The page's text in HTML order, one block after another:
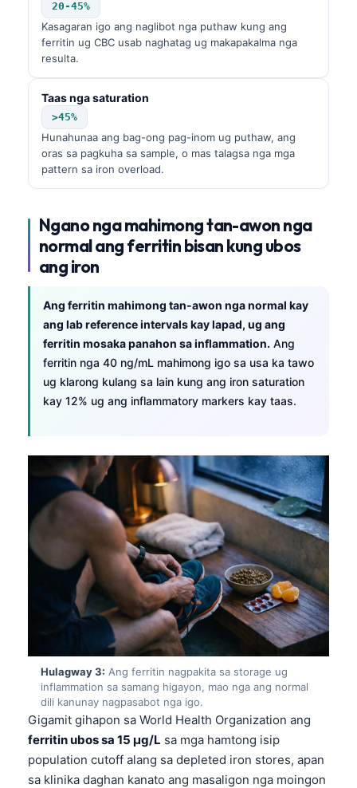
20-45%
Kasagaran igo ang naglibot nga puthaw kung ang
ferritin ug CBC usab naghatag ug makapakalma nga
resulta.
Taas nga saturation
>45%
Hunahunaa ang bag-ong pag-inom ug puthaw, ang
oras sa pagkuha sa sample, o mas talagsa nga mga
pattern sa iron overload.
Ngano nga mahimong tan-awon nga
normal ang ferritin bisan kung ubos
ang iron
Ang ferritin mahimong tan-awon nga normal kay
ang lab reference intervals kay lapad, ug ang
ferritin mosaka panahon sa inflammation. Ang
ferritin nga 40 ng/mL mahimong igo sa usa ka tawo
ug klarong kulang sa lain kung ang iron saturation
kay 12% ug ang inflammatory markers kay taas.
Hulagway 3: Ang ferritin nagpakita sa storage ug
inflammation sa samang higayon, mao nga ang normal
dili kanunay nagpasabot nga igo.
Gigamit gihapon sa World Health Organization ang
ferritin ubos sa 15 µg/L sa mga hamtong isip
population cutoff alang sa depleted iron stores, apan
sa klinika daghan kanato ang masaligon nga moingon